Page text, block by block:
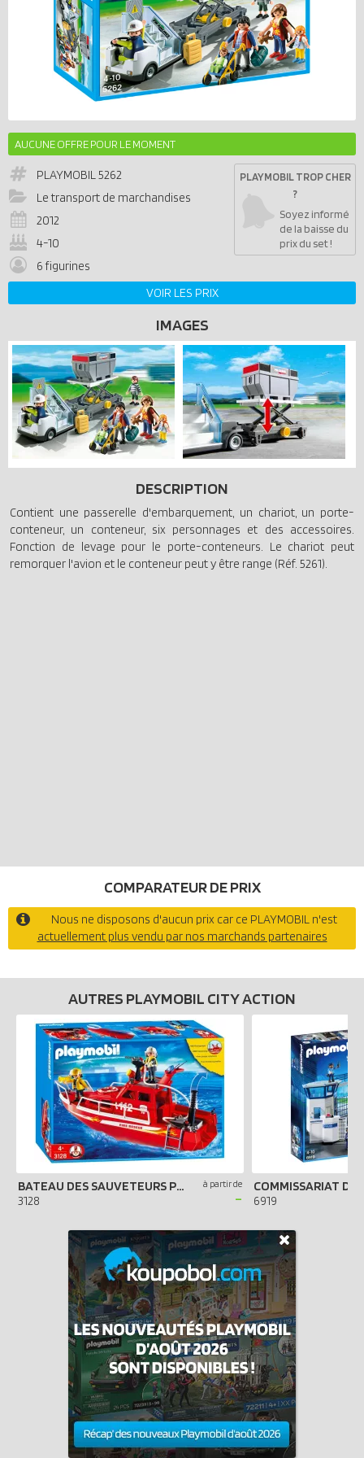
AUCUNE OFFRE POUR LE MOMENT
PLAYMOBIL5262
Le transport de marchandises
2012
4-10
6 figurines
PLAYMOBIL TROP CHER
?
Soyez informé
de la baisse du
prix du set !
VOIR LES PRIX
IMAGES
DESCRIPTION
Contient une passerelle d'embarquement, un chariot, un porte-
conteneur, un conteneur, six personnages et des accessoires.
Fonction de levage pour le porte-conteneurs. Le chariot peut
remorquer l'avion et le conteneur peut y être range (Réf. 5261).
COMPARATEUR DE PRIX
Nous ne disposons d'aucun prix car ce PLAYMOBIL n'est
actuellement plus vendu par nos marchands partenaires
AUTRES PLAYMOBIL CITY ACTION
BATEAU DES SAUVETEURS POMPIERS
3128
à partir de
- 6919